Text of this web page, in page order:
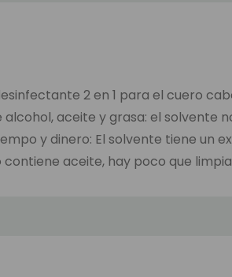
2 en 1 para el cuero
aceite y grasa: el solvente
y dinero: El solvente tiene un
aceite, hay poco que